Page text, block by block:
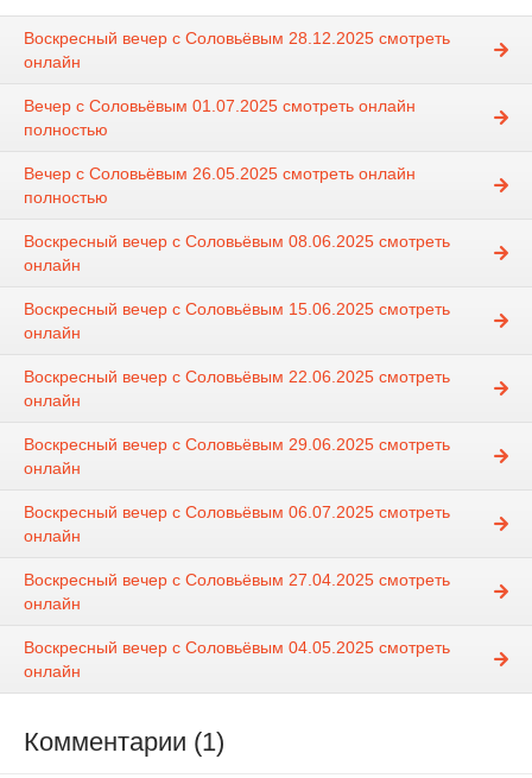
Воскресный вечер с Соловьёвым 28.12.2025 смотреть
онлайн
Вечер с Соловьёвым 01.07.2025 смотреть онлайн
полностью
Вечер с Соловьёвым 26.05.2025 смотреть онлайн
полностью
Воскресный вечер с Соловьёвым 08.06.2025 смотреть
онлайн
Воскресный вечер с Соловьёвым 15.06.2025 смотреть
онлайн
Воскресный вечер с Соловьёвым 22.06.2025 смотреть
онлайн
Воскресный вечер с Соловьёвым 29.06.2025 смотреть
онлайн
Воскресный вечер с Соловьёвым 06.07.2025 смотреть
онлайн
Воскресный вечер с Соловьёвым 27.04.2025 смотреть
онлайн
Воскресный вечер с Соловьёвым 04.05.2025 смотреть
онлайн
Комментарии (1)